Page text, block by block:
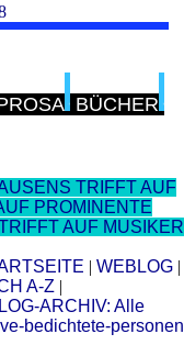
BÜCHER
TRIFFT AUF
PROMINENTE
AUF MUSIKER
| WEBLOG |
A-Z |
ARCHIV: Alle
bedichtete-personen